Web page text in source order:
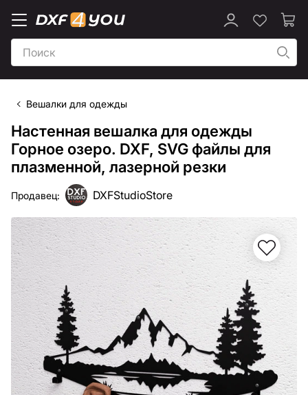
Вешалки для одежды
Настенная вешалка для одежды
Горное озеро. DXF, SVG файлы для
плазменной, лазерной резки
Продавец: DXFStudioStore